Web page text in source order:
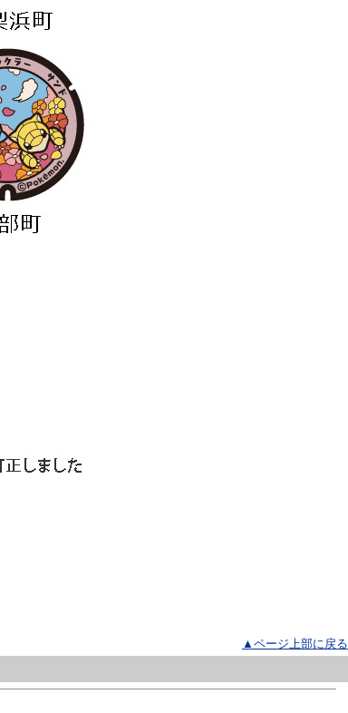
▲ページ上部に戻る